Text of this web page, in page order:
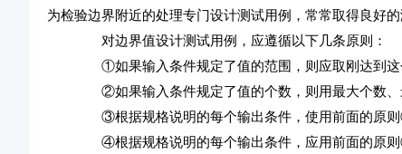
为检验边界附近的处理专门设计测试用例，常常取得良好
对边界值设计测试用例，应遵循以下几条原则：
①如果输入条件规定了值的范围，则应取刚达到这个
②如果输入条件规定了值的个数，则用最大个数、最
③根据规格说明的每个输出条件，使用前面的原则
④根据规格说明的每个输出条件，应用前面的原则